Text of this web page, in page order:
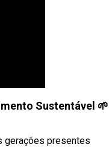
Sustentável 🌱
gerações presentes